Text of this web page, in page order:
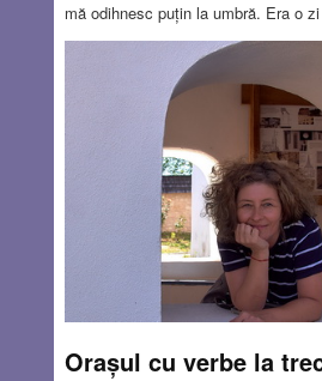
mă odihnesc puțin la umbră. Era o
care preferi să stai lângă instalația
duc eu acasă cu mașina, dacă
să bem întâi o cafea. Am pornit la
minute s-a declanșat alarma
dreaptă a drumului – spre norocul
mare – și ne-am întins pe trotuar cu
mâini. Am auzit un zgomot puternic,
unul mai slab, provocat probabil de
sistemul antirachetă. După zece
ne-am scuturat hainele de praf.
Orașul cu verbe la